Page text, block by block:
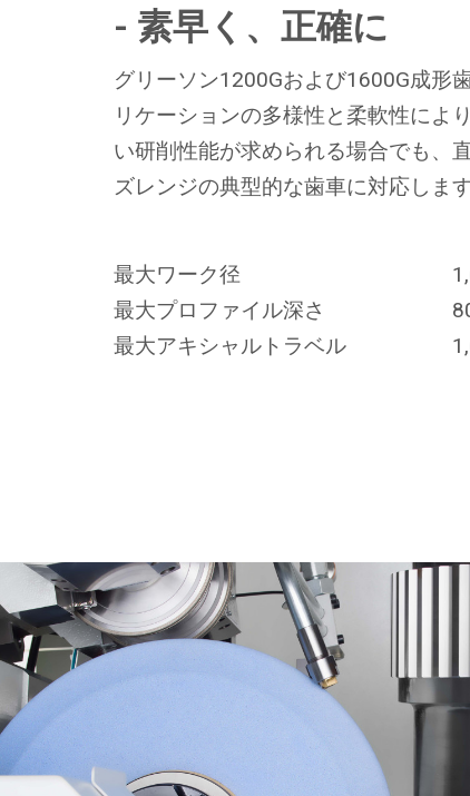
- 素早く、正確に
グリーソン1200Gおよび1600G成形
リケーションの多様性と柔軟性によ
い研削性能が求められる場合でも、
ズレンジの典型的な歯車に対応します
最大ワーク径
最大プロファイル深さ
最大アキシャルトラベル